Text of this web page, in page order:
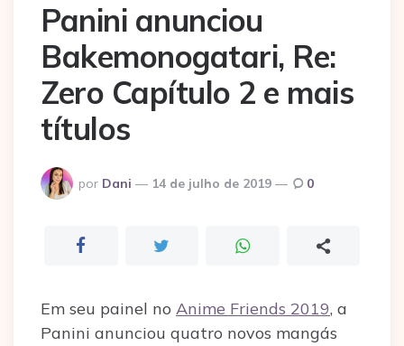
Panini anunciou
Bakemonogatari, Re:
Zero Capítulo 2 e mais
títulos
Postado
por
por Dani 14 de julho de 2019 0
Em seu painel no Anime Friends 2019, a
Panini anunciou quatro novos mangás